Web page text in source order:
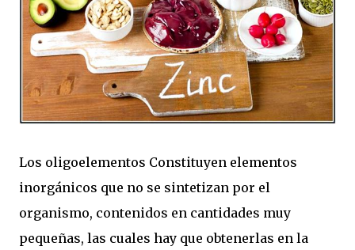
Los oligoelementos Constituyen elementos
inorgánicos que no se sintetizan por el
organismo, contenidos en cantidades muy
pequeñas, las cuales hay que obtenerlas en la